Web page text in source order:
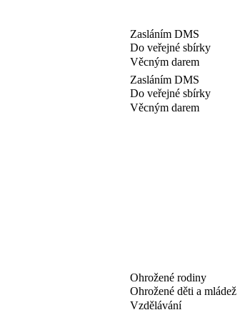
Zasláním DMS
Do veřejné sbírky
Věcným darem
Zasláním DMS
Do veřejné sbírky
Věcným darem
Ohrožené rodiny
Ohrožené děti a mládež
Vzdělávání